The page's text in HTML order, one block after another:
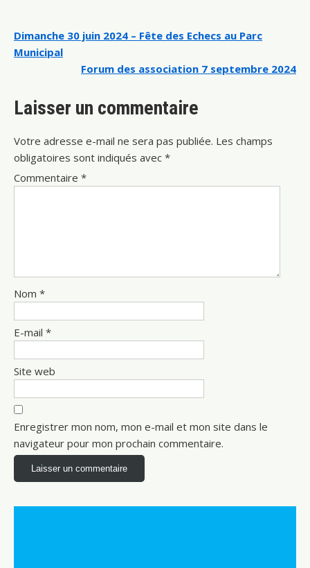
Navigation
de
Dimanche 30 juin 2024 – Fête des Echecs au Parc
Municipal
Forum des association 7 septembre 2024
Laisser un commentaire
Votre adresse e-mail ne sera pas publiée. Les champs
obligatoires sont indiqués avec *
Commentaire *
Nom *
E-mail *
Site web
Enregistrer mon nom, mon e-mail et mon site dans le
navigateur pour mon prochain commentaire.